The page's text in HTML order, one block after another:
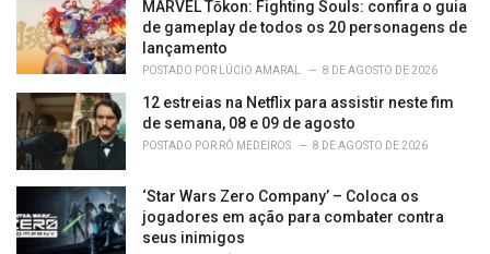
:
MARVEL Tōkon: Fighting Souls: confira o guia
de gameplay de todos os 20 personagens de
lançamento
POSTADO POR LÚCIO AMARAL 8 DE AGOSTO DE 2026
12 estreias na Netflix para assistir neste fim
de semana, 08 e 09 de agosto
POSTADO POR RÔ MEDEIROS 8 DE AGOSTO DE 2026
‘Star Wars Zero Company’ – Coloca os
jogadores em ação para combater contra
seus inimigos